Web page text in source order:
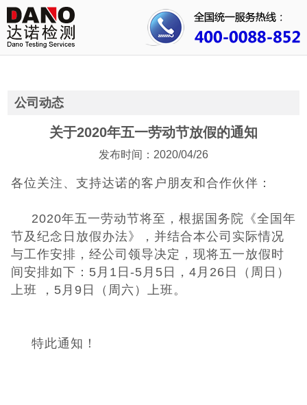
首页
关于我们
公司动态
人才招聘
证书查询
联系我们
3C认证
公司动态
关于2020年五一劳动节放假的通知
发布时间：2020/04/26
各位关注、支持达诺的客户朋友和合作伙伴：
2020年五一劳动节将至，根据国务院《全国年
节及纪念日放假办法》，并结合本公司实际情况
与工作安排，经公司领导决定，现将五一放假时
间安排如下：5月1日-5月5日，4月26日（周日）
上班 ，5月9日（周六）上班。
特此通知！